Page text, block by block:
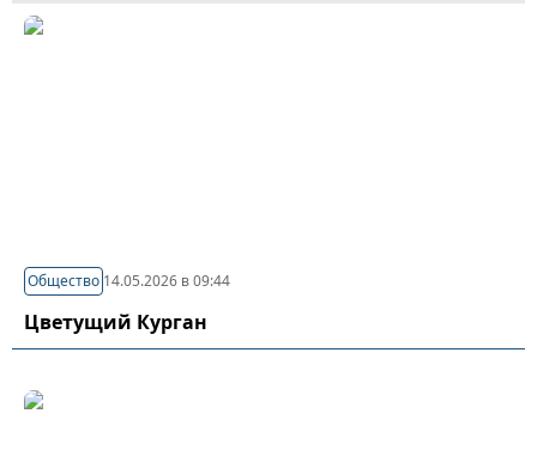
Общество 14.05.2026 в 09:44
Цветущий Курган